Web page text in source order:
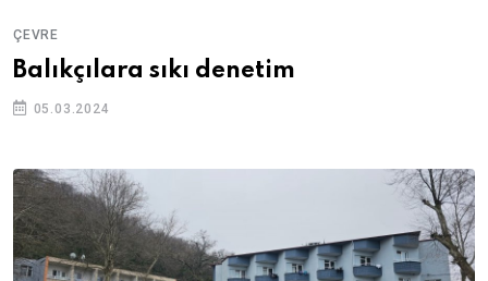
ÇEVRE
Balıkçılara sıkı denetim
05.03.2024